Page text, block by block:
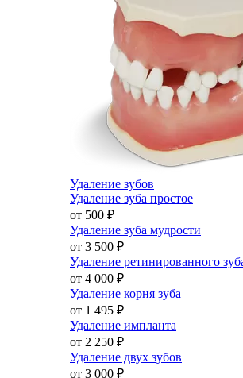
Удаление зубов
Удаление зуба простое
от 500 ₽
Удаление зуба мудрости
от 3 500 ₽
Удаление ретинированного
от 4 000 ₽
Удаление корня зуба
от 1 495 ₽
Удаление импланта
от 2 250 ₽
Удаление двух зубов
от 3 000 ₽